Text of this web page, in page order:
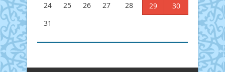
24
25 26 27 28 29
30
31